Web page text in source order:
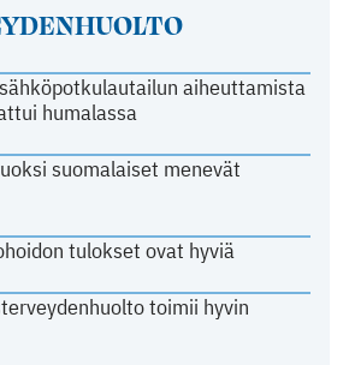
aiheuttamista
humalassa
suomalaiset menevät
tulokset ovat hyviä
toimii hyvin